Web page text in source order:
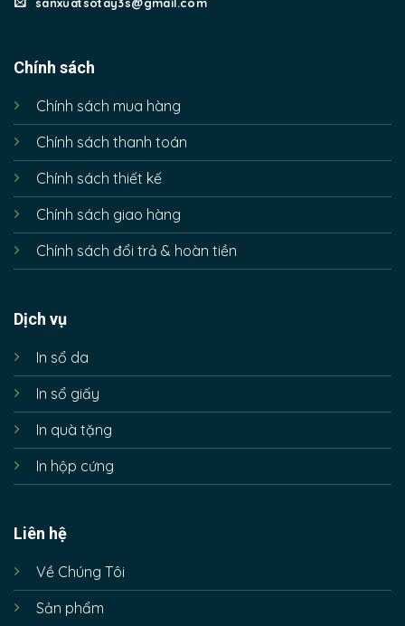
Chính sách
Chính sách mua hàng
Chính sách thanh toán
Chính sách thiết kế
Chính sách giao hàng
Chính sách đổi trả & hoàn tiền
Dịch vụ
In sổ da
In sổ giấy
In quà tặng
In hộp cứng
Liên hệ
Về Chúng Tôi
Sản phẩm